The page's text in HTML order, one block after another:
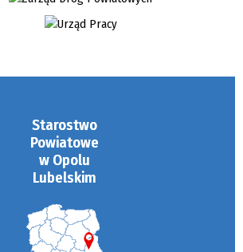
Starostwo
Powiatowe
w Opolu
Lubelskim